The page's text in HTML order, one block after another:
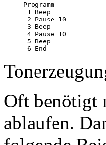
Programm
1 Beep
2 Pause 10
3 Beep
4 Pause 10
5 Beep
Oft benötigt
ablaufen.